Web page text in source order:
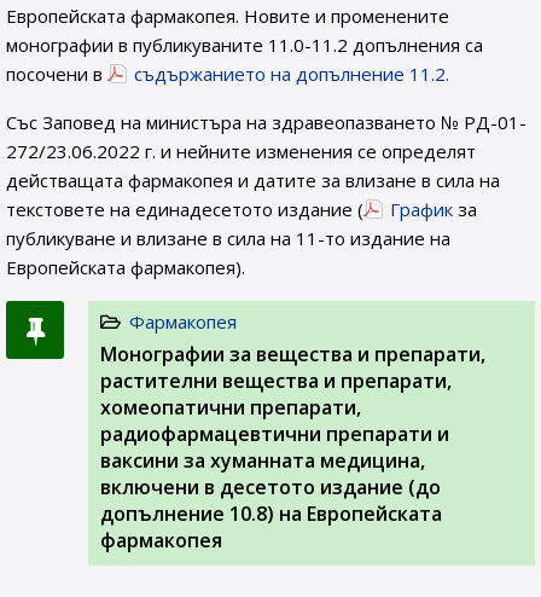
Европейската фармакопея. Новите и променените
монографии в публикуваните 11.0-11.2 допълнения са
посочени в
съдържанието на допълнение 11.2.
Със Заповед на министъра на здравеопазването № РД-01-
272/23.06.2022 г. и нейните изменения се определят
действащата фармакопея и датите за влизане в сила на
текстовете на единадесетото издание (
График за
публикуване и влизане в сила на 11-то издание на
Европейската фармакопея).
Фармакопея
Монографии за вещества и препарати,
растителни вещества и препарати,
хомеопатични препарати,
радиофармацевтични препарати и
ваксини за хуманната медицина,
включени в десетото издание (до
допълнение 10.8) на Европейската
фармакопея